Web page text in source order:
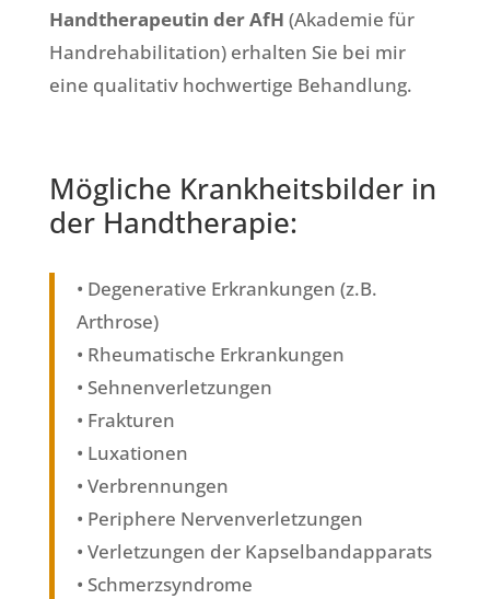
Handtherapeutin der AfH (Akademie für
Handrehabilitation) erhalten Sie bei mir
eine qualitativ hochwertige Behandlung.
Mögliche Krankheitsbilder in
der Handtherapie:
• Degenerative Erkrankungen (z.B.
Arthrose)
• Rheumatische Erkrankungen
• Sehnenverletzungen
• Frakturen
• Luxationen
• Verbrennungen
• Periphere Nervenverletzungen
• Verletzungen der Kapselbandapparats
• Schmerzsyndrome